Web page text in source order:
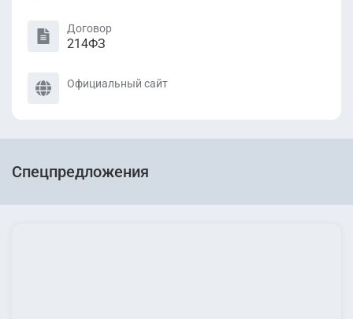
Договор
214ФЗ
Официальный сайт
Спецпредложения